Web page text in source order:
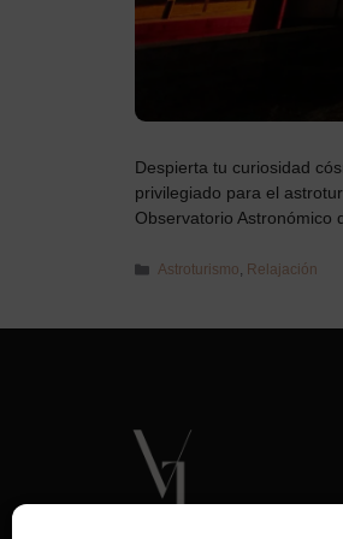
Despierta tu curiosidad
privilegiado para el
Observatorio Astronómico
Astroturismo, Relajación